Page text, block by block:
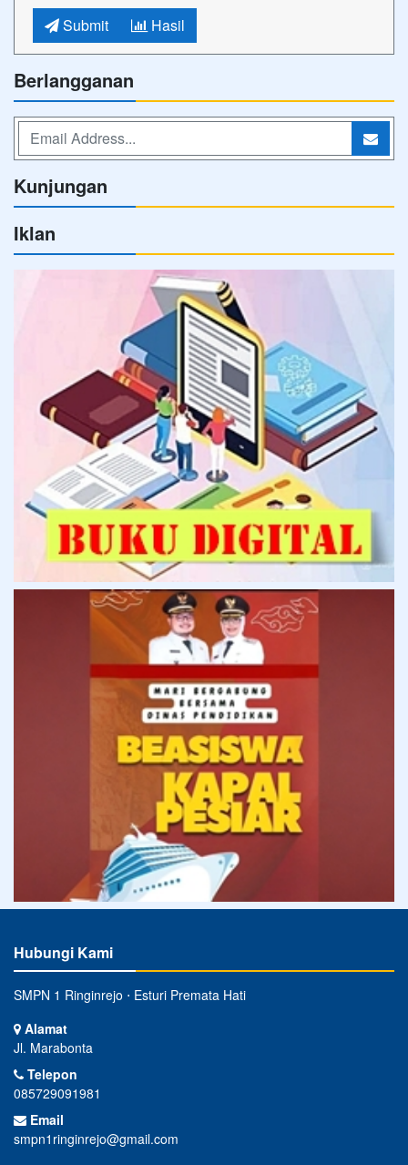
Submit Hasil
Berlangganan
Kunjungan
Iklan
Hubungi Kami
SMPN 1 Ringinrejo ⋅ Esturi Premata Hati
Alamat
Jl. Marabonta
Telepon
085729091981
Email
smpn1ringinrejo@gmail.com